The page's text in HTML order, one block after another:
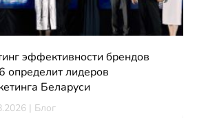
эффективности брендов
определит лидеров
Беларуси
| Блог